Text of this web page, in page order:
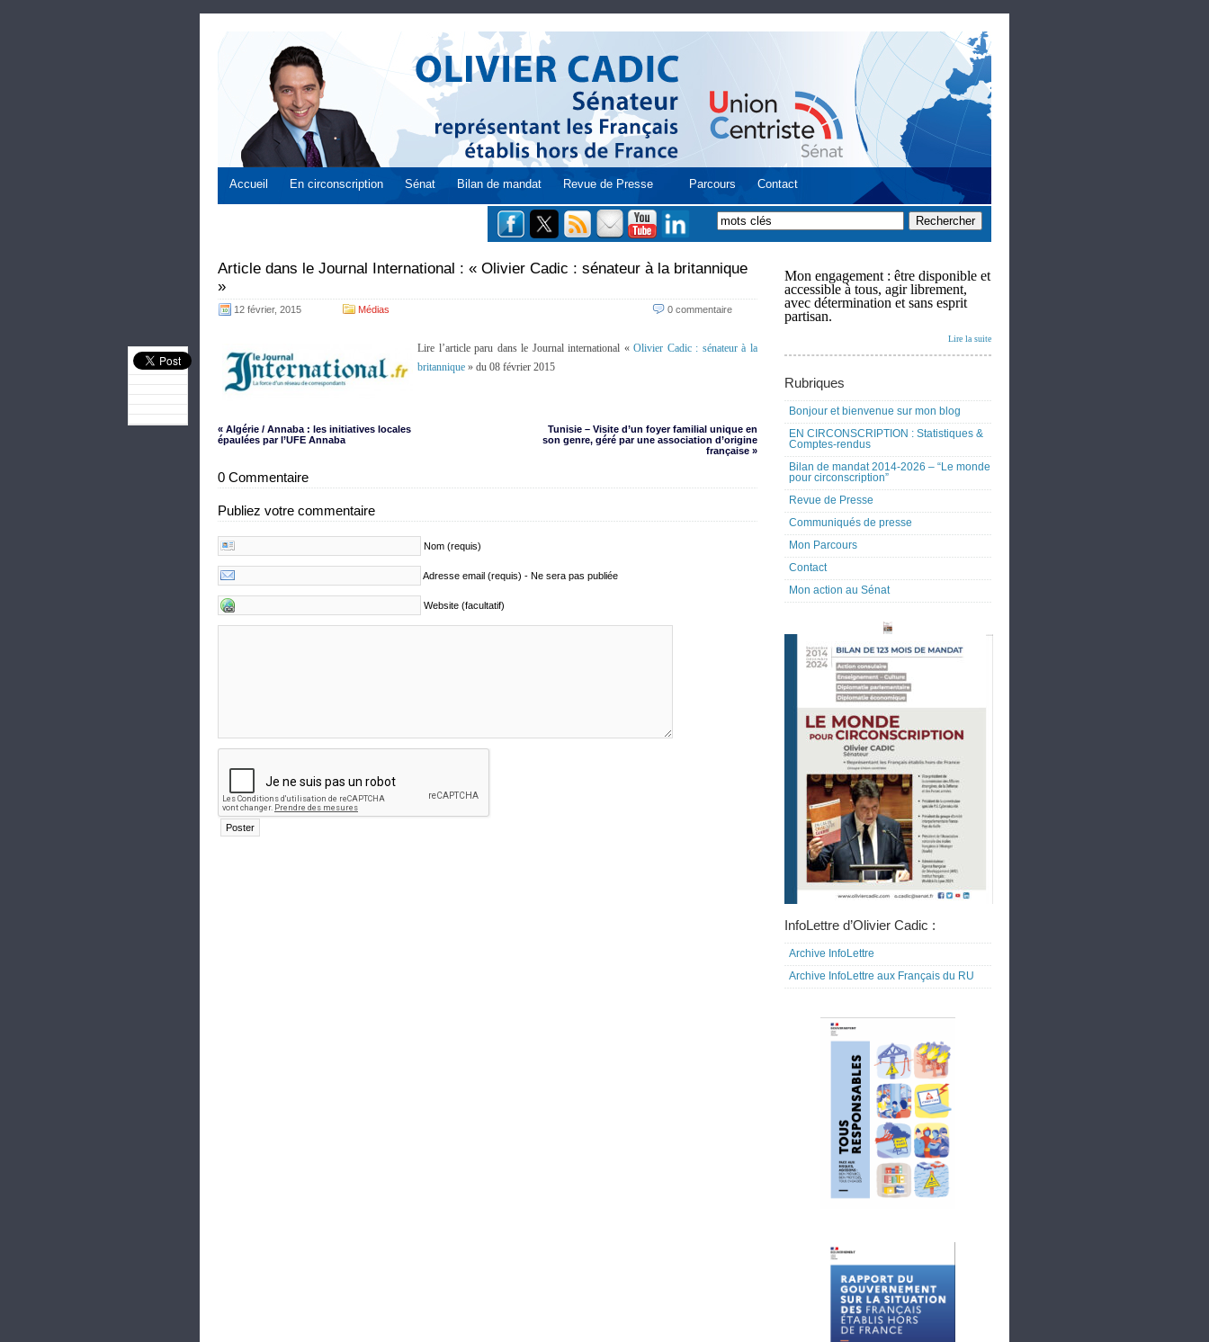
Accueil En circonscription Sénat Bilan de mandat Revue de Presse Parcours Contact
Article dans le Journal International : « Olivier Cadic : sénateur à la britannique
»
12 février, 2015 Médias 0 commentaire
Lire l’article paru dans le Journal international «Olivier Cadic : sénateur à la
britannique » du 08 février 2015
« Algérie / Annaba : les initiatives locales
épaulées par l’UFE Annaba
Tunisie – Visite d’un foyer familial unique en
son genre, géré par une association d’origine
française »
0 Commentaire
Publiez votre commentaire
Nom (requis)
Adresse email (requis) - Ne sera pas publiée
Website (facultatif)
Mon engagement : être disponible et
accessible à tous, agir librement,
avec détermination et sans esprit
partisan.
Lire la suite
Rubriques
Bonjour et bienvenue sur mon blog
EN CIRCONSCRIPTION : Statistiques &
Comptes-rendus
Bilan de mandat 2014-2026 – “Le monde
pour circonscription”
Revue de Presse
Communiqués de presse
Mon Parcours
Contact
Mon action au Sénat
InfoLettre d’Olivier Cadic :
Archive InfoLettre
Archive InfoLettre aux Français du RU